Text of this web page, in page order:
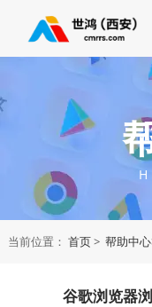
H
当前位置： 首页> 帮助中心
谷歌浏览器